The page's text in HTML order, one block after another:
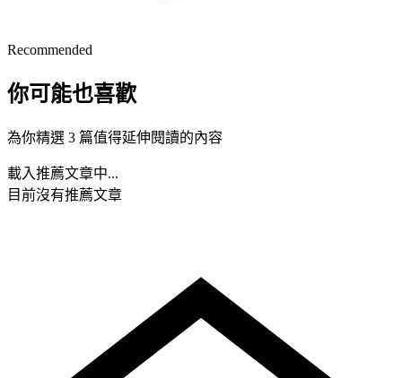
Recommended
你可能也喜歡
為你精選 3 篇值得延伸閱讀的內容
載入推薦文章中...
目前沒有推薦文章